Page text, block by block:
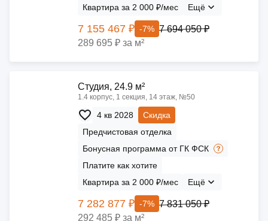
Квартира за 2 000 ₽/мес
Ещё
7 155 467 ₽ -7% 7 694 050 ₽
289 695 ₽ за м²
Cтудия, 24.9 м²
1.4 корпус, 1 секция, 14 этаж, №50
4 кв 2028
Скидка
Предчистовая отделка
Бонусная программа от ГК ФСК
Платите как хотите
Квартира за 2 000 ₽/мес
Ещё
7 282 877 ₽ -7% 7 831 050 ₽
292 485 ₽ за м²